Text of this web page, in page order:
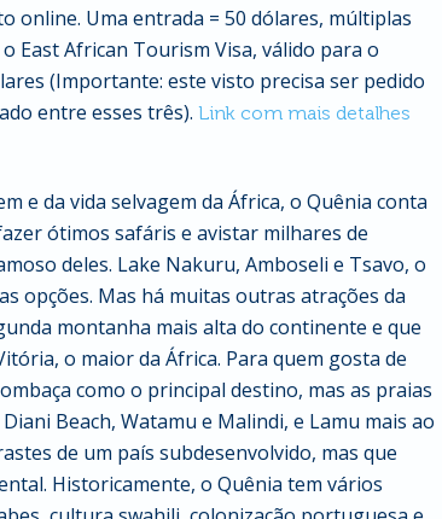
online. Uma entrada = 50 dólares, múltiplas
East African Tourism Visa, válido para o
(Importante: este visto precisa ser pedido
entre esses três). Link com mais detalhes
e da vida selvagem da África, o Quênia conta
ótimos safáris e avistar milhares de
deles. Lake Nakuru, Amboseli e Tsavo, o
opções. Mas há muitas outras atrações da
montanha mais alta do continente e que
o maior da África. Para quem gosta de
como o principal destino, mas as praias
Beach, Watamu e Malindi, e Lamu mais ao
de um país subdesenvolvido, mas que
Historicamente, o Quênia tem vários